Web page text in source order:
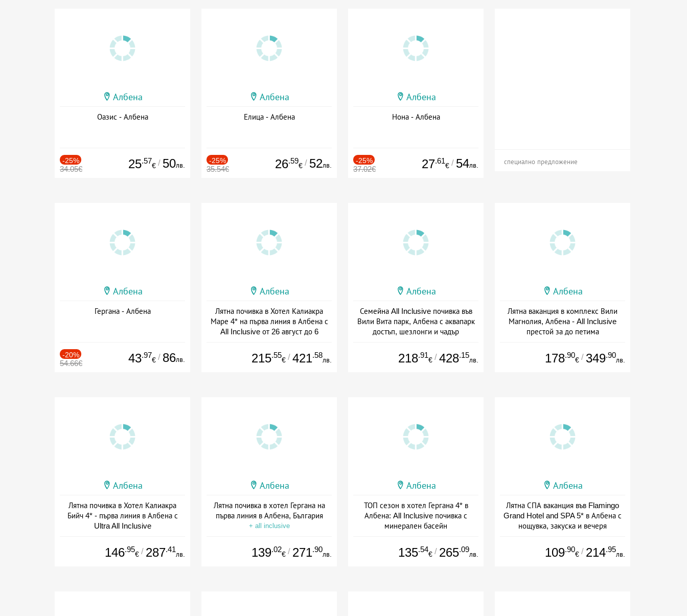
Албена
Оазис - Албена
-25%
34.05€ 25.57
€ / 50лв.
Албена
Елица - Албена
-25%
35.54€ 26.59
€ / 52лв.
Албена
Нона - Албена
-25%
37.02€ 27.61
€ / 54лв. специално предложение
Албена
Гергана - Албена
-20%
54.66€ 43.97
€ / 86лв.
Албена
Лятна почивка в Хотел Калиакра
Маре 4* на първа линия в Албена с
All Inclusive от 26 август до 6
+ all inclusive
215.55
€ / 421.58
лв.
Албена
Семейна All Inclusive почивка във
Вили Вита парк, Албена с аквапарк
достъп, шезлонги и чадър
218.91
€ / 428.15
лв.
Албена
Лятна ваканция в комплекс Вили
Магнолия, Албена - All Inclusive
престой за до петима
178.90
€ / 349.90
лв.
Албена
Лятна почивка в Хотел Калиакра
Бийч 4* - първа линия в Албена с
Ultra All Inclusive
146.95
€ / 287.41
лв.
Албена
Лятна почивка в хотел Гергана на
първа линия в Албена, България
+ all inclusive
139.02
€ / 271.90
лв.
Албена
ТОП сезон в хотел Гергана 4* в
Албена: All Inclusive почивка с
минерален басейн
135.54
€ / 265.09
лв.
Албена
Лятна СПА ваканция във Flamingo
Grand Hotel and SPA 5* в Албена с
нощувка, закуска и вечеря
109.90
€ / 214.95
лв.